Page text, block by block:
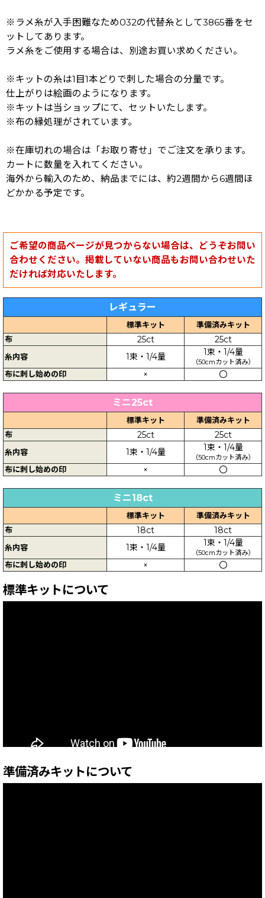
※ラメ糸が入手困難なため032の代替糸として3865番をセ
ットしてあります。
ラメ糸をご使用する場合は、別途お買い求めください。
※キットの糸は1目1本どりで刺した場合の分量です。
仕上がりは絵画のようになります。
※キットは当ショップにて、セットいたします。
※布の縁処理がされています。
※在庫切れの場合は「お取り寄せ」でご注文を承ります。
カートに数量を入れてください。
海外から輸入のため、納品までには、約2週間から6週間ほ
どかかる予定です。
ご希望の商品ページが見つからない場合は、どうぞお問い
合わせください。掲載していない商品もお問い合わせいた
だければ対応いたします。
レギュラー
標準キット
準備済みキット
布
25ct 25ct
糸内容 1束・1/4量 1束・1/4量
（50cmカット済み）
布に刺し始めの印 × 〇
ミニ25ct
標準キット
準備済みキット
布
25ct 25ct
糸内容 1束・1/4量 1束・1/4量
（50cmカット済み）
布に刺し始めの印 × 〇
ミニ18ct
標準キット
準備済みキット
布
18ct 18ct
糸内容 1束・1/4量 1束・1/4量
（50cmカット済み）
布に刺し始めの印 × 〇
標準キットについて
準備済みキットについて